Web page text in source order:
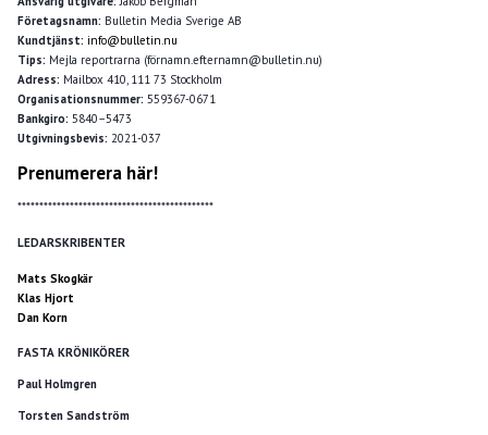
Företagsnamn: Bulletin Media Sverige AB
Kundtjänst: info@bulletin.nu
Tips: Mejla reportrarna (förnamn.efternamn@bulletin.nu)
Adress: Mailbox 410, 111 73 Stockholm
Organisationsnummer: 559367-0671
Bankgiro: 5840–5473
Utgivningsbevis: 2021-037
Prenumerera här!
*********************************************
LEDARSKRIBENTER
Mats Skogkär
Klas Hjort
Dan Korn
FASTA KRÖNIKÖRER
Paul Holmgren
Torsten Sandström